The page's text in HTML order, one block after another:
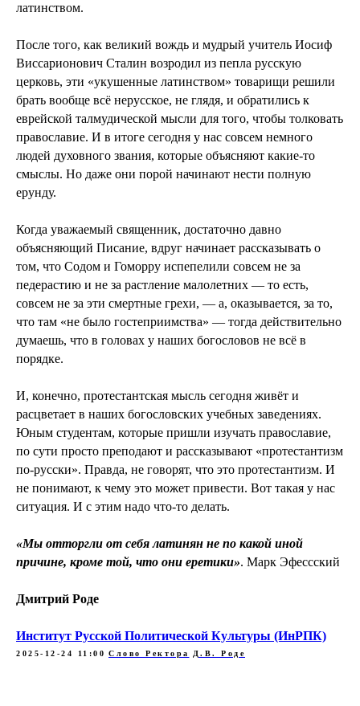
латинством.
После того, как великий вождь и мудрый учитель Иосиф
Виссарионович Сталин возродил из пепла русскую
церковь, эти «укушенные латинством» товарищи решили
брать вообще всё нерусское, не глядя, и обратились к
еврейской талмудической мысли для того, чтобы толковать
православие. И в итоге сегодня у нас совсем немного
людей духовного звания, которые объясняют какие-то
смыслы. Но даже они порой начинают нести полную
ерунду.
Когда уважаемый священник, достаточно давно
объясняющий Писание, вдруг начинает рассказывать о
том, что Содом и Гоморру испепелили совсем не за
педерастию и не за растление малолетних — то есть,
совсем не за эти смертные грехи, — а, оказывается, за то,
что там «не было гостеприимства» — тогда действительно
думаешь, что в головах у наших богословов не всё в
порядке.
И, конечно, протестантская мысль сегодня живёт и
расцветает в наших богословских учебных заведениях.
Юным студентам, которые пришли изучать православие,
по сути просто преподают и рассказывают «протестантизм
по-русски». Правда, не говорят, что это протестантизм. И
не понимают, к чему это может привести. Вот такая у нас
ситуация. И с этим надо что-то делать.
«Мы отторгли от себя латинян не по какой иной
причине, кроме той, что они еретики». Марк Эфессский
Дмитрий Роде
Институт Русской Политической Культуры (ИнРПК)
2025-12-24 11:00 Слово Ректора Д.В. Роде